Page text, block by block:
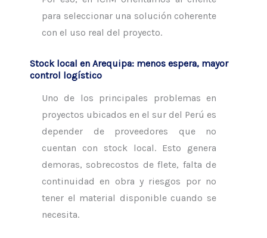
para seleccionar una solución coherente
con el uso real del proyecto.
Stock local en Arequipa: menos espera, mayor
control logístico
Uno de los principales problemas en
proyectos ubicados en el sur del Perú es
depender de proveedores que no
cuentan con stock local. Esto genera
demoras, sobrecostos de flete, falta de
continuidad en obra y riesgos por no
tener el material disponible cuando se
necesita.